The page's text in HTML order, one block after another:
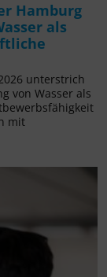
Hamburg
als
unterstrich
von Wasser als
mit